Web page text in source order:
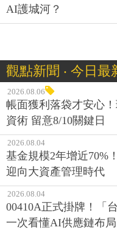
AI護城河？
觀點新聞 ‧ 今日最
2026.08.06
帳面獲利落袋才安心
資術 留意8/10關鍵日
2026.08.04
基金規模2年增近70%
迎向大資產管理時代
2026.08.04
00410A正式掛牌！「
一次看懂AI供應鏈布局